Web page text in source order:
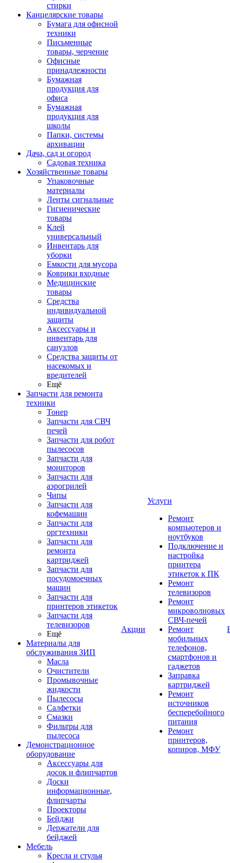
стирки
Канцелярские товары
Бумага для офисной
техники
Письменные
товары, черчение
Офисные
принадлежности
Бумажная
продукция для
офиса
Бумажная
продукция для
школы
Папки, системы
архивации
Дача, сад и огород
Садовая техника
Хозяйственные товары
Упаковочные
материалы
Ленты сигнальные
Гигиенические
товары
Клей
универсальный
Инвентарь для
уборки
Емкости для мусора
Коврики входные
Медицинские
товары
Средства
индивидуальной
защиты
Аксессуары и
инвентарь для
санузлов
Средства защиты от
насекомых и
вредителей
Ещё
Запчасти для ремонта
техники
Тонер
Запчасти для СВЧ
печей
Запчасти для робот
пылесосов
Запчасти для
мониторов
Запчасти для
аэрогрилей
Чипы
Запчасти для
кофемашин
Запчасти для
оргтехники
Запчасти для
ремонта
картриджей
Запчасти для
посудомоечных
машин
Запчасти для
принтеров этикеток
Запчасти для
телевизоров
Ещё
Материалы для
обслуживания ЗИП
Масла
Очистители
Промывочные
жидкости
Пылесосы
Салфетки
Смазки
Фильтры для
пылесоса
Демонстрационное
оборудование
Аксессуары для
досок и флипчартов
Доски
информационные,
флипчарты
Проекторы
Бейджи
Держатели для
бейджей
Мебель
Кресла и стулья
Акции
Услуги
Ремонт
компьютеров и
ноутбуков
Подключение и
настройка
принтера
этикеток к ПК
Ремонт
телевизоров
Ремонт
микроволновых
СВЧ-печей
Ремонт
мобильных
телефонов,
смартфонов и
гаджетов
Заправка
картриджей
Ремонт
источников
бесперебойного
питания
Ремонт
принтеров,
копиров, МФУ